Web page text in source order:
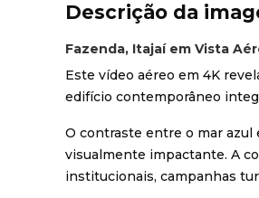
Descrição da
Fazenda, Itajaí em Vista
Este vídeo aéreo em 4K
edifício contemporâneo
O contraste entre o mar azul
visualmente impactante. A
institucionais, campanhas